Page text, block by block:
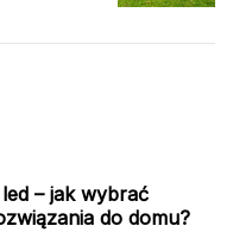
– jak wybrać
do domu?